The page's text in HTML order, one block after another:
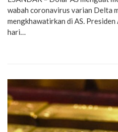
wabah coronavirus varian Delta
mengkhawatirkan di AS.
hari…